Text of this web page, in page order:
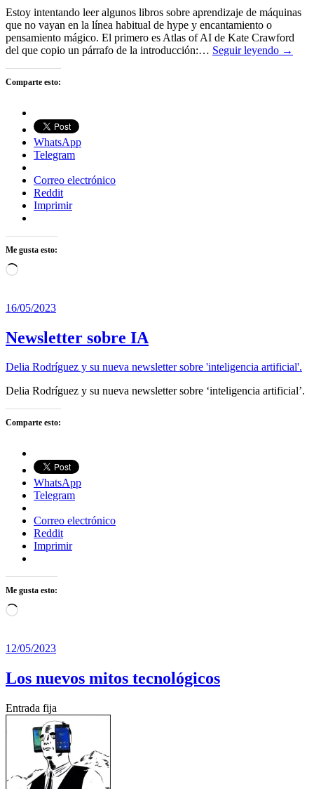
Estoy intentando leer algunos libros sobre aprendizaje de máquinas
que no vayan en la línea habitual de hype y encantamiento o
pensamiento mágico. El primero es Atlas of AI de Kate Crawford
del que copio un párrafo de la introducción:… Seguir leyendo →
Comparte esto:
WhatsApp
Telegram
Correo electrónico
Reddit
Imprimir
Me gusta esto:
Cargando...
16/05/2023
Newsletter sobre IA
Delia Rodríguez y su nueva newsletter sobre 'inteligencia artificial'.
Delia Rodríguez y su nueva newsletter sobre ‘inteligencia artificial’.
Comparte esto:
WhatsApp
Telegram
Correo electrónico
Reddit
Imprimir
Me gusta esto:
Cargando...
12/05/2023
Los nuevos mitos tecnológicos
Entrada fija